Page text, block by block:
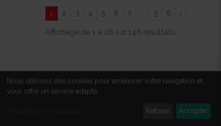
‹ 1 2 3 4 5 6 7 ... 5 6 ›
Affichage de 1 à 28 sur 146 résultats.
À PROPOS
Qui sommes-nous ?
Nous utilisons des cookies pour améliorer votre navigation et
vous offrir un service adapté.
Paramétrer les cookies Refuser Accepter